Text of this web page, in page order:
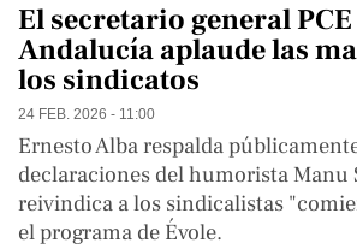
El secretario general PCE
Andalucía aplaude las
los sindicatos
24 FEB. 2026 - 11:00
Ernesto Alba respalda
declaraciones del humorista Manu
reivindica a los sindicalistas
el programa de Évole.